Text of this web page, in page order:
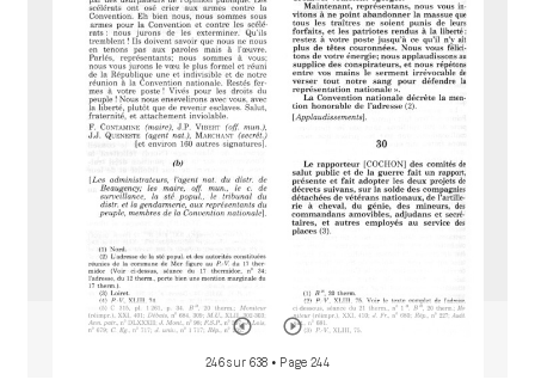
246 sur 638 • Page 244